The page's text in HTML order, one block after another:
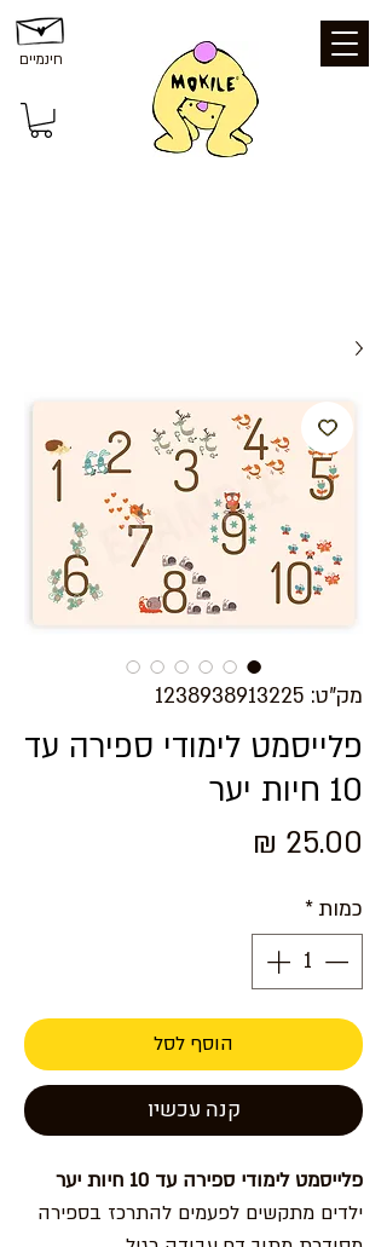
חינמיים
מק"ט: 1238938913225
פלייסמט לימודי ספירה עד
10 חיות יער
כמות*
הוסף לסל
קנה עכשיו
פלייסמט לימודי ספירה עד 10 חיות יער
ילדים מתקשים לפעמים להתרכז בספירה